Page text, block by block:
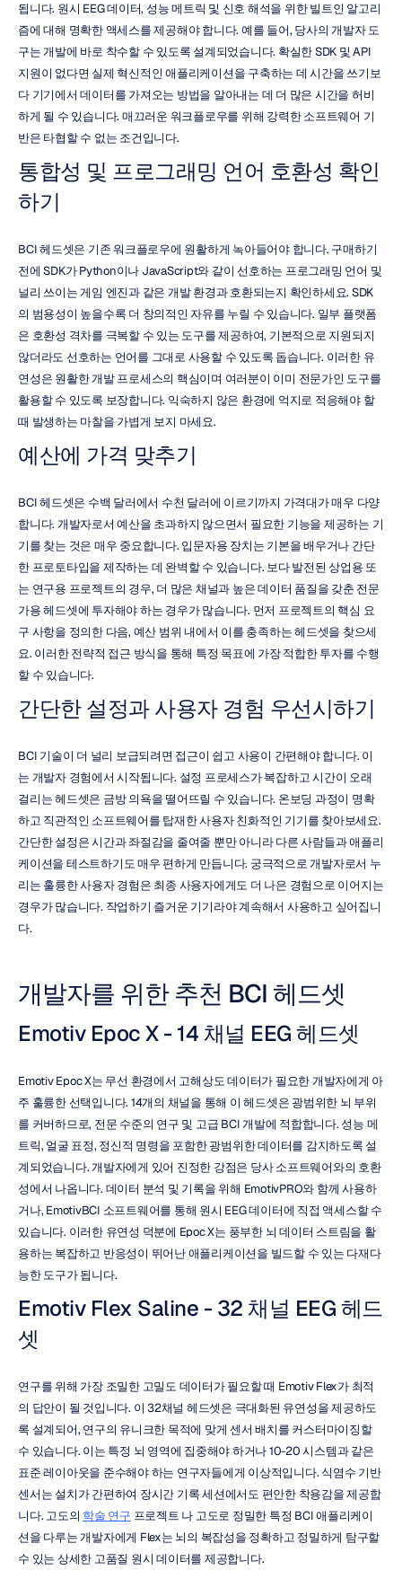
됩니다. 원시 EEG 데이터, 성능 메트릭 및 신호 해석을 위한 빌트인 알고리
즘에 대해 명확한 액세스를 제공해야 합니다. 예를 들어, 당사의 개발자 도
구는 개발에 바로 착수할 수 있도록 설계되었습니다. 확실한 SDK 및 API
지원이 없다면 실제 혁신적인 애플리케이션을 구축하는 데 시간을 쓰기보
다 기기에서 데이터를 가져오는 방법을 알아내는 데 더 많은 시간을 허비
하게 될 수 있습니다. 매끄러운 워크플로우를 위해 강력한 소프트웨어 기
반은 타협할 수 없는 조건입니다.
통합성 및 프로그래밍 언어 호환성 확인
하기
BCI 헤드셋은 기존 워크플로우에 원활하게 녹아들어야 합니다. 구매하기
전에 SDK가 Python이나 JavaScript와 같이 선호하는 프로그래밍 언어 및
널리 쓰이는 게임 엔진과 같은 개발 환경과 호환되는지 확인하세요. SDK
의 범용성이 높을수록 더 창의적인 자유를 누릴 수 있습니다. 일부 플랫폼
은 호환성 격차를 극복할 수 있는 도구를 제공하여, 기본적으로 지원되지
않더라도 선호하는 언어를 그대로 사용할 수 있도록 돕습니다. 이러한 유
연성은 원활한 개발 프로세스의 핵심이며 여러분이 이미 전문가인 도구를
활용할 수 있도록 보장합니다. 익숙하지 않은 환경에 억지로 적응해야 할
때 발생하는 마찰을 가볍게 보지 마세요.
예산에 가격 맞추기
BCI 헤드셋은 수백 달러에서 수천 달러에 이르기까지 가격대가 매우 다양
합니다. 개발자로서 예산을 초과하지 않으면서 필요한 기능을 제공하는 기
기를 찾는 것은 매우 중요합니다. 입문자용 장치는 기본을 배우거나 간단
한 프로토타입을 제작하는 데 완벽할 수 있습니다. 보다 발전된 상업용 또
는 연구용 프로젝트의 경우, 더 많은 채널과 높은 데이터 품질을 갖춘 전문
가용 헤드셋에 투자해야 하는 경우가 많습니다. 먼저 프로젝트의 핵심 요
구 사항을 정의한 다음, 예산 범위 내에서 이를 충족하는 헤드셋을 찾으세
요. 이러한 전략적 접근 방식을 통해 특정 목표에 가장 적합한 투자를 수행
할 수 있습니다.
간단한 설정과 사용자 경험 우선시하기
BCI 기술이 더 널리 보급되려면 접근이 쉽고 사용이 간편해야 합니다. 이
는 개발자 경험에서 시작됩니다. 설정 프로세스가 복잡하고 시간이 오래
걸리는 헤드셋은 금방 의욕을 떨어뜨릴 수 있습니다. 온보딩 과정이 명확
하고 직관적인 소프트웨어를 탑재한 사용자 친화적인 기기를 찾아보세요.
간단한 설정은 시간과 좌절감을 줄여줄 뿐만 아니라 다른 사람들과 애플리
케이션을 테스트하기도 매우 편하게 만듭니다. 궁극적으로 개발자로서 누
리는 훌륭한 사용자 경험은 최종 사용자에게도 더 나은 경험으로 이어지는
경우가 많습니다. 작업하기 즐거운 기기라야 계속해서 사용하고 싶어집니
다.
개발자를 위한 추천 BCI 헤드셋
Emotiv Epoc X - 14 채널 EEG 헤드셋
Emotiv Epoc X는 무선 환경에서 고해상도 데이터가 필요한 개발자에게 아
주 훌륭한 선택입니다. 14개의 채널을 통해 이 헤드셋은 광범위한 뇌 부위
를 커버하므로, 전문 수준의 연구 및 고급 BCI 개발에 적합합니다. 성능 메
트릭, 얼굴 표정, 정신적 명령을 포함한 광범위한 데이터를 감지하도록 설
계되었습니다. 개발자에게 있어 진정한 강점은 당사 소프트웨어와의 호환
성에서 나옵니다. 데이터 분석 및 기록을 위해 EmotivPRO와 함께 사용하
거나, EmotivBCI 소프트웨어를 통해 원시 EEG 데이터에 직접 액세스할 수
있습니다. 이러한 유연성 덕분에 Epoc X는 풍부한 뇌 데이터 스트림을 활
용하는 복잡하고 반응성이 뛰어난 애플리케이션을 빌드할 수 있는 다재다
능한 도구가 됩니다.
Emotiv Flex Saline - 32 채널 EEG 헤드
셋
연구를 위해 가장 조밀한 고밀도 데이터가 필요할 때 Emotiv Flex가 최적
의 답안이 될 것입니다. 이 32채널 헤드셋은 극대화된 유연성을 제공하도
록 설계되어, 연구의 유니크한 목적에 맞게 센서 배치를 커스터마이징할
수 있습니다. 이는 특정 뇌 영역에 집중해야 하거나 10-20 시스템과 같은
표준 레이아웃을 준수해야 하는 연구자들에게 이상적입니다. 식염수 기반
센서는 설치가 간편하여 장시간 기록 세션에서도 편안한 착용감을 제공합
니다. 고도의 학술 연구 프로젝트 나 고도로 정밀한 특정 BCI 애플리케이
션을 다루는 개발자에게 Flex는 뇌의 복잡성을 정확하고 정밀하게 탐구할
수 있는 상세한 고품질 원시 데이터를 제공합니다.